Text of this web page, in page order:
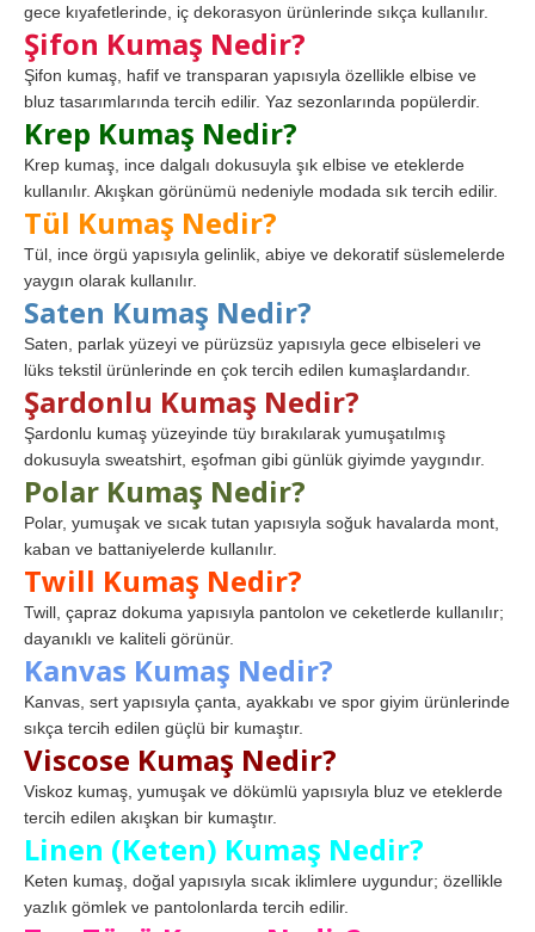
gece kıyafetlerinde, iç dekorasyon ürünlerinde sıkça kullanılır.
Şifon Kumaş Nedir?
Şifon kumaş, hafif ve transparan yapısıyla özellikle elbise ve
bluz tasarımlarında tercih edilir. Yaz sezonlarında popülerdir.
Krep Kumaş Nedir?
Krep kumaş, ince dalgalı dokusuyla şık elbise ve eteklerde
kullanılır. Akışkan görünümü nedeniyle modada sık tercih edilir.
Tül Kumaş Nedir?
Tül, ince örgü yapısıyla gelinlik, abiye ve dekoratif süslemelerde
yaygın olarak kullanılır.
Saten Kumaş Nedir?
Saten, parlak yüzeyi ve pürüzsüz yapısıyla gece elbiseleri ve
lüks tekstil ürünlerinde en çok tercih edilen kumaşlardandır.
Şardonlu Kumaş Nedir?
Şardonlu kumaş yüzeyinde tüy bırakılarak yumuşatılmış
dokusuyla sweatshirt, eşofman gibi günlük giyimde yaygındır.
Polar Kumaş Nedir?
Polar, yumuşak ve sıcak tutan yapısıyla soğuk havalarda mont,
kaban ve battaniyelerde kullanılır.
Twill Kumaş Nedir?
Twill, çapraz dokuma yapısıyla pantolon ve ceketlerde kullanılır;
dayanıklı ve kaliteli görünür.
Kanvas Kumaş Nedir?
Kanvas, sert yapısıyla çanta, ayakkabı ve spor giyim ürünlerinde
sıkça tercih edilen güçlü bir kumaştır.
Viscose Kumaş Nedir?
Viskoz kumaş, yumuşak ve dökümlü yapısıyla bluz ve eteklerde
tercih edilen akışkan bir kumaştır.
Linen (Keten) Kumaş Nedir?
Keten kumaş, doğal yapısıyla sıcak iklimlere uygundur; özellikle
yazlık gömlek ve pantolonlarda tercih edilir.